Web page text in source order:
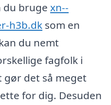
du bruge xn--
h3b.dk som en
du nemt
fagfolk i
det så meget
for dig. Desuden